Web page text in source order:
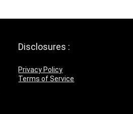
Disclosures :
Privacy Policy
Terms of Service